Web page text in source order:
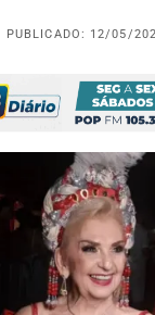
PUBLICADO: 12/05/